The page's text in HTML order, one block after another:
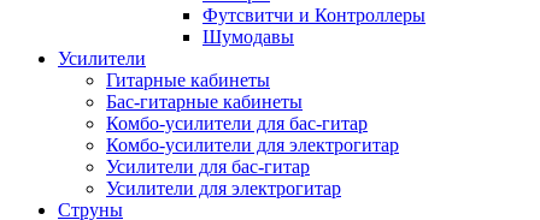
Футсвитчи и Контроллеры
Шумодавы
Усилители
Гитарные кабинеты
Бас-гитарные кабинеты
Комбо-усилители для бас-гитар
Комбо-усилители для электрогитар
Усилители для бас-гитар
Усилители для электрогитар
Струны